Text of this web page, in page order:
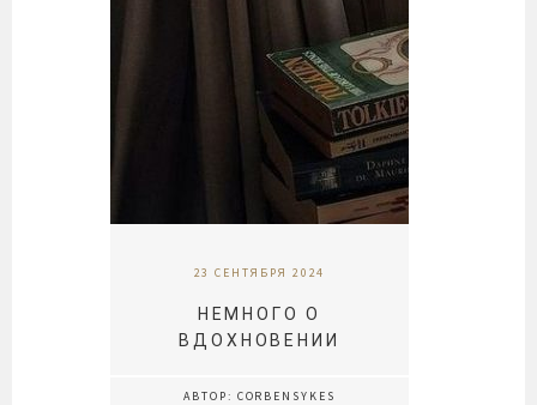
23 СЕНТЯБРЯ 2024
НЕМНОГО О
ВДОХНОВЕНИИ
АВТОР: CORBENSYKES